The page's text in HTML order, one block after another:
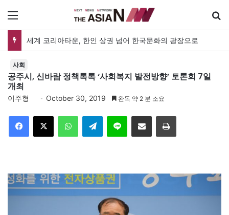
세계 코리아타운, 한인 상권 넘어 한국문화의 광장으로
사회
공주시, 신바람 정책톡톡 ‘사회복지 발전방향’ 토론회 7일
개최
이주형 October 30, 2019 완독 약 2 분 소요
Telegram 이메일